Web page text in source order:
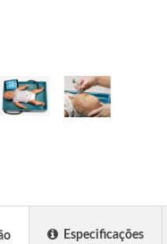
Especificações